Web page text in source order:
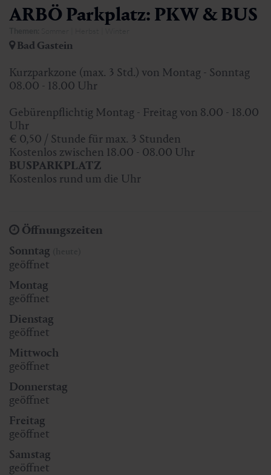
ARBÖ Parkplatz: PKW & BUS
Bad Gastein
Kurzparkzone (max. 3 Std.) von Montag - Sonntag
08.00 - 18.00 Uhr
Gebürenpflichtig Montag - Freitag von 8.00 - 18.00
Uhr
€ 0,50 / Stunde für max. 3 Stunden
Kostenlos zwischen 18.00 - 08.00 Uhr
BUSPARKPLATZ
Kostenlos rund um die Uhr
Öffnungszeiten
Sonntag
geöffnet
Montag
geöffnet
Dienstag
geöffnet
Mittwoch
geöffnet
Donnerstag
geöffnet
Freitag
geöffnet
Samstag
geöffnet